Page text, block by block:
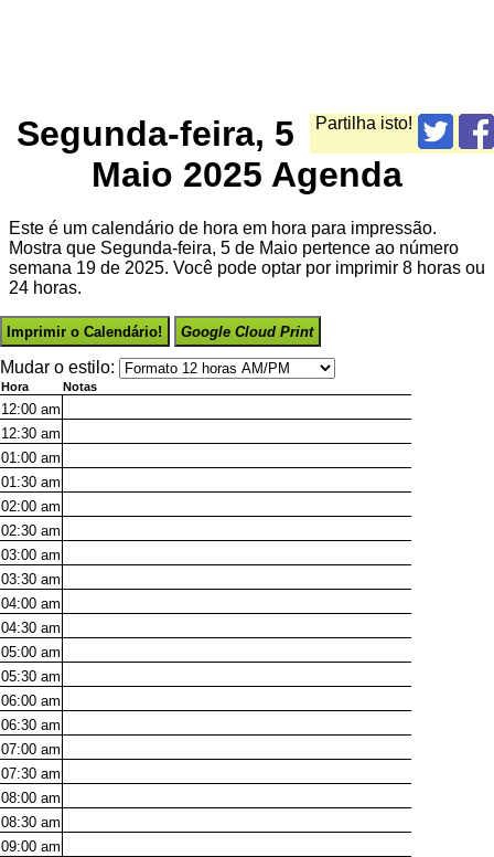
Partilha isto!
Segunda-feira, 5
Maio 2025 Agenda
Este é um calendário de hora em hora para impressão.
Mostra que Segunda-feira, 5 de Maio pertence ao número
semana 19 de 2025. Você pode optar por imprimir 8 horas ou
24 horas.
Imprimir o Calendário! Google Cloud Print
Mudar o estilo:
Hora Notas
12:00 am
12:30 am
01:00 am
01:30 am
02:00 am
02:30 am
03:00 am
03:30 am
04:00 am
04:30 am
05:00 am
05:30 am
06:00 am
06:30 am
07:00 am
07:30 am
08:00 am
08:30 am
09:00 am